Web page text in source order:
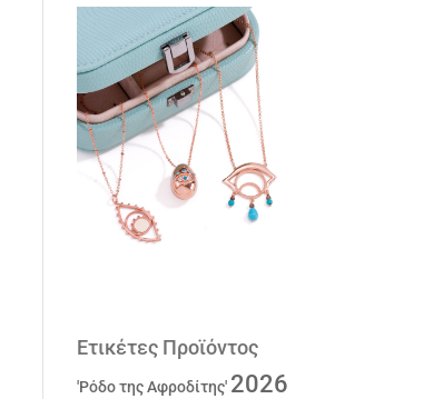
Ετικέτες Προϊόντος
'Ρόδο της Αφροδίτης' 2026